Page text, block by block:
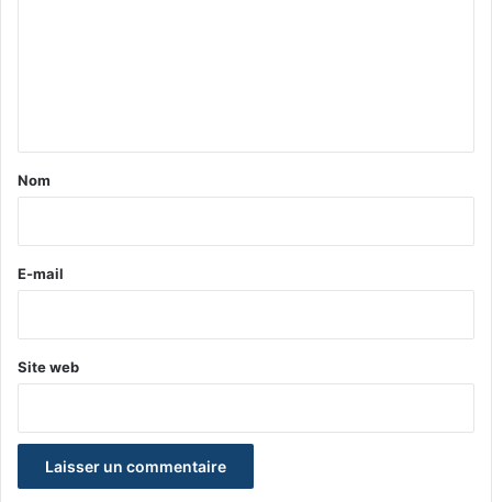
a
e
Nom
E-mail
Site web